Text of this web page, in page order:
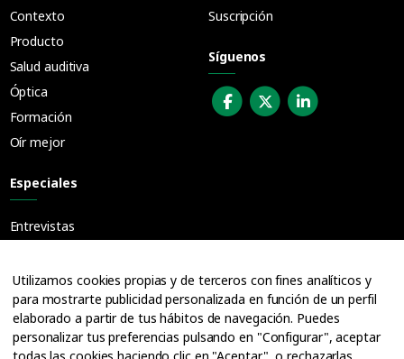
Contexto
Producto
Salud auditiva
Óptica
Formación
Oír mejor
Especiales
Entrevistas
Cuadernos
Ofertas de empleo
Suscripción
Síguenos
Utilizamos cookies propias y de terceros con fines analíticos y
para mostrarte publicidad personalizada en función de un perfil
elaborado a partir de tus hábitos de navegación. Puedes
personalizar tus preferencias pulsando en "Configurar", aceptar